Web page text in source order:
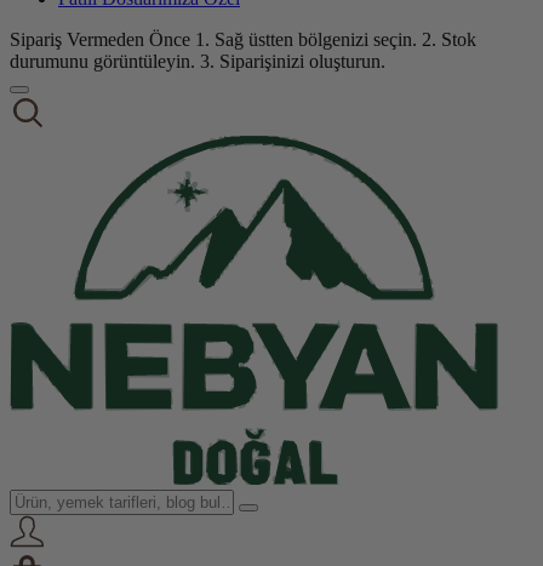
Sipariş Vermeden Önce 1. Sağ üstten bölgenizi seçin. 2. Stok
durumunu görüntüleyin. 3. Siparişinizi oluşturun.